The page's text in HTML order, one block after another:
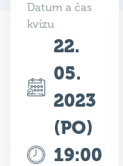
Datum a čas
kvízu
22.
05.
2023
(PO)
19:00